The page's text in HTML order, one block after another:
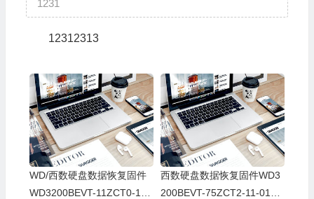
1231
12312313
WD/西数硬盘数据恢复固件
WD3200BEVT-11ZCT0-11-
西数硬盘数据恢复固件WD3
200BEVT-75ZCT2-11-01A1